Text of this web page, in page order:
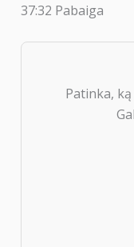
37:32 Pabaiga
Patinka,